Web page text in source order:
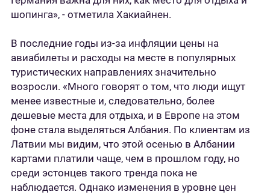
шопинга», - отметила Хакиайнен.
В последние годы из-за инфляции цены на
авиабилеты и расходы на месте в популярных
туристических направлениях значительно
возросли. «Много говорят о том, что люди ищут
менее известные и, следовательно, более
дешевые места для отдыха, и в Европе на этом
фоне стала выделяться Албания. По клиентам из
Латвии мы видим, что этой осенью в Албании
картами платили чаще, чем в прошлом году, но
среди эстонцев такого тренда пока не
наблюдается. Однако изменения в уровне цен